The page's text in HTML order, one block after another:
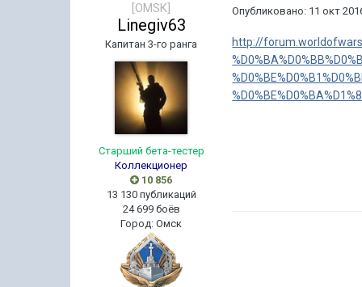
[OMSK]
Linegiv63
Капитан 3-го ранга
Старший бета-тестер
Коллекционер
10 856
13 130 публикаций
24 699 боёв
Город:Омск
Опубликовано: 11 окт
http://